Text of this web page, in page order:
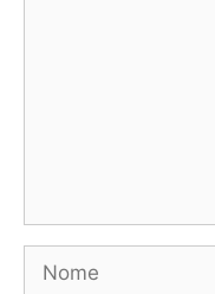
Nome